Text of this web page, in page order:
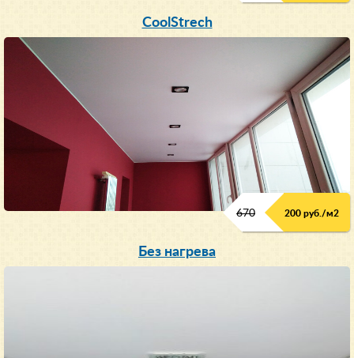
CoolStrech
670 200 руб./м2
Без нагрева